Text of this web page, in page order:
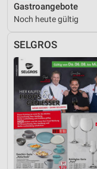
Gastroangebote
Noch heute gültig
SELGROS